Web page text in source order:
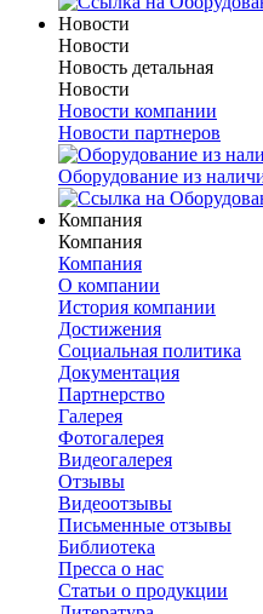
Новости
Новости
Новость детальная
Новости
Новости компании
Новости партнеров
Оборудование из
Компания
Компания
Компания
О компании
История компании
Достижения
Социальная политика
Документация
Партнерство
Галерея
Фотогалерея
Видеогалерея
Отзывы
Видеоотзывы
Письменные отзывы
Библиотека
Пресса о нас
Статьи о продукции